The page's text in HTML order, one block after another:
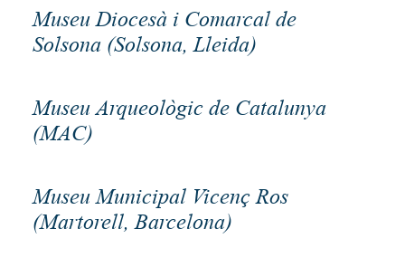
Museu Diocesà i Comarcal de
Solsona (Solsona, Lleida)
Museu Arqueològic de Catalunya
(MAC)
Museu Municipal Vicenç Ros
(Martorell, Barcelona)